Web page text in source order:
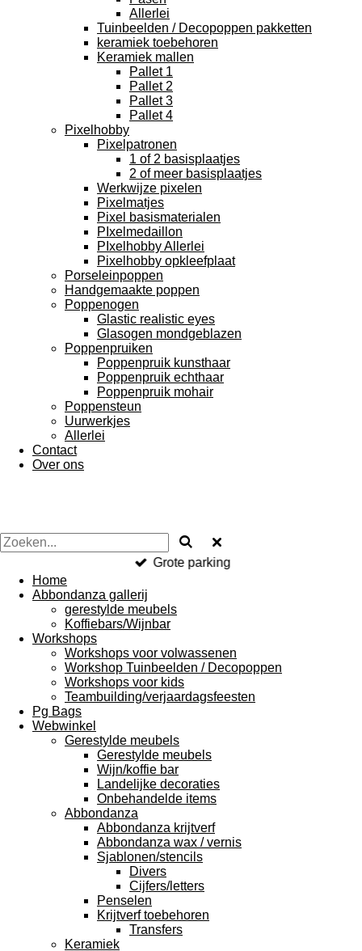
Allerlei
Tuinbeelden / Decopoppen pakketten
keramiek toebehoren
Keramiek mallen
Pallet 1
Pallet 2
Pallet 3
Pallet 4
Pixelhobby
Pixelpatronen
1 of 2 basisplaatjes
2 of meer basisplaatjes
Werkwijze pixelen
Pixelmatjes
Pixel basismaterialen
PIxelmedaillon
PIxelhobby Allerlei
Pixelhobby opkleefplaat
Porseleinpoppen
Handgemaakte poppen
Poppenogen
Glastic realistic eyes
Glasogen mondgeblazen
Poppenpruiken
Poppenpruik kunsthaar
Poppenpruik echthaar
Poppenpruik mohair
Poppensteun
Uurwerkjes
Allerlei
Contact
Over ons
Grote parking
Home
Abbondanza gallerij
gerestylde meubels
Koffiebars/Wijnbar
Workshops
Workshops voor volwassenen
Workshop Tuinbeelden / Decopoppen
Workshops voor kids
Teambuilding/verjaardagsfeesten
Pg Bags
Webwinkel
Gerestylde meubels
Gerestylde meubels
Wijn/koffie bar
Landelijke decoraties
Onbehandelde items
Abbondanza
Abbondanza krijtverf
Abbondanza wax / vernis
Sjablonen/stencils
Divers
Cijfers/letters
Penselen
Krijtverf toebehoren
Transfers
Keramiek